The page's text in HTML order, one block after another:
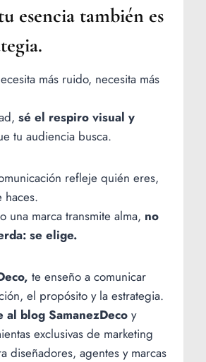
esencia también es
más ruido, necesita más
sé el respiro visual y
tu audiencia busca.
refleje quién eres,
haces.
una marca transmite alma, no
se elige.
te enseño a comunicar
el propósito y la estrategia.
al blog SamanezDeco y
exclusivas de marketing
diseñadores, agentes y marcas